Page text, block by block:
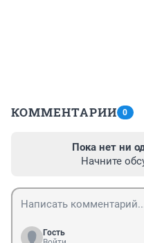
КОММЕНТАРИИ 0
Пока нет ни
Начните
Гость